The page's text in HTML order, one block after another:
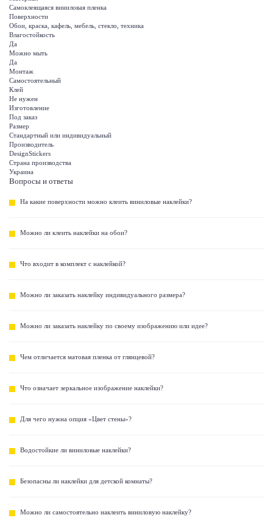
Самоклеящаяся виниловая пленка
Поверхности
Обои, краска, кафель, мебель, стекло, техника
Влагостойкость
Да
Можно мыть
Да
Монтаж
Самостоятельный
Клей
Не нужен
Изготовление
Под заказ
Размер
Стандартный или индивидуальный
Производитель
DesignStickers
Страна производства
Украина
Вопросы и ответы
На какие поверхности можно клеить виниловые наклейки?
Можно ли клеить наклейки на обои?
Что входит в комплект с наклейкой?
Можно ли заказать наклейку индивидуального размера?
Можно ли заказать наклейку по своему изображению или идее?
Чем отличается матовая пленка от глянцевой?
Что означает зеркальное изображение наклейки?
Для чего нужна опция «Цвет стены»?
Водостойкие ли виниловые наклейки?
Безопасны ли наклейки для детской комнаты?
Можно ли самостоятельно наклеить виниловую наклейку?